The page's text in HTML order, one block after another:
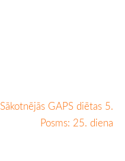
Sākotnējās GAPS diētas 5.
Posms: 25. diena